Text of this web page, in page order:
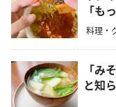
「も
料理・
「み
と知